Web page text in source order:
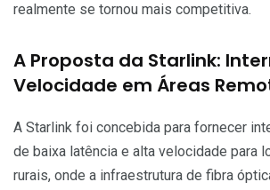
realmente se tornou mais competitiva.
A Proposta da Starlink:
Velocidade em Áreas
A Starlink foi concebida para fornecer
de baixa latência e alta velocidade para
rurais, onde a infraestrutura de fibra